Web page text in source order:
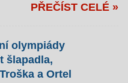
že se moderátor
hodlá přivést české
finančnímu ráji. „Je to
jich dosáhli, není
PŘEČÍST CELÉ »
olympiády
šlapadla,
a Ortel